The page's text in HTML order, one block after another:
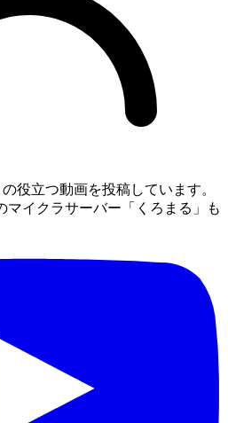
役立つ動画を投稿しています。
マイクラサーバー「くろまる」も